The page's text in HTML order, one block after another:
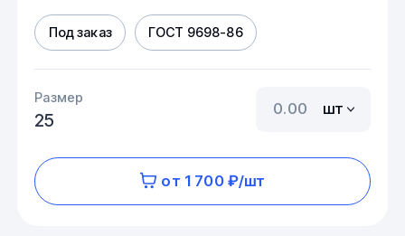
Под заказ ГОСТ 9698-86
Размер
25
шт
от 1 700 ₽/шт